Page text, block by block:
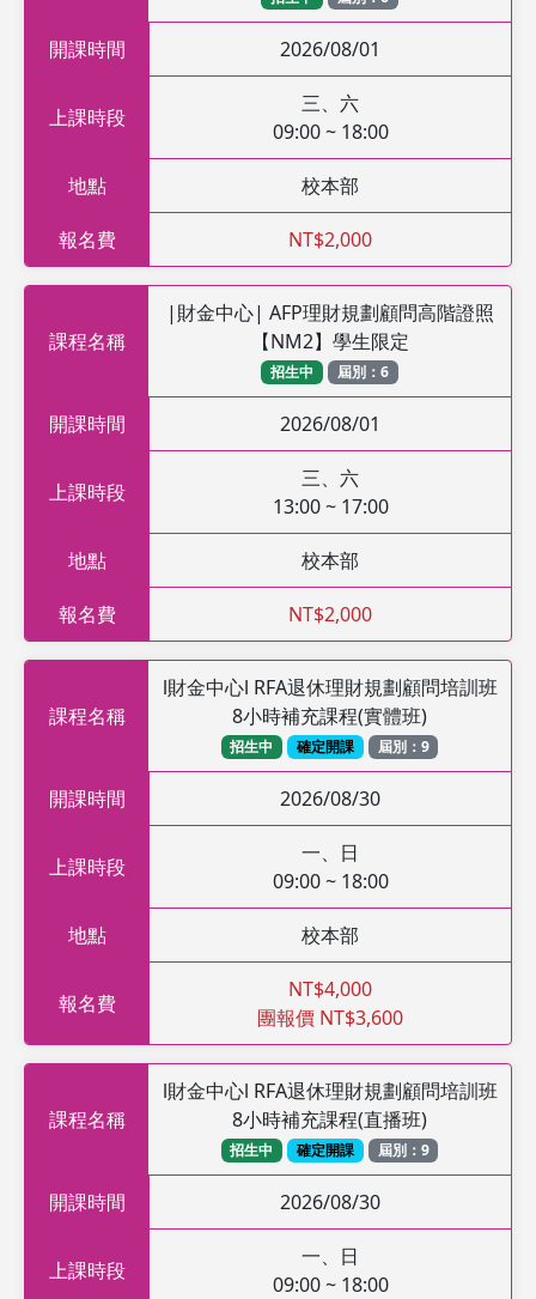
開課時間 2026/08/01
上課時段
三、六
09:00 ~ 18:00
地點 校本部
報名費 NT$2,000
課程名稱
|財金中心| AFP理財規劃顧問高階證照
【NM2】學生限定
招生中 屆別：6
開課時間 2026/08/01
上課時段
三、六
13:00 ~ 17:00
地點 校本部
報名費 NT$2,000
課程名稱
l財金中心l RFA退休理財規劃顧問培訓班
8小時補充課程(實體班)
招生中 確定開課 屆別：9
開課時間 2026/08/30
上課時段
一、日
09:00 ~ 18:00
地點 校本部
報名費
NT$4,000
團報價 NT$3,600
課程名稱
l財金中心l RFA退休理財規劃顧問培訓班
8小時補充課程(直播班)
招生中 確定開課 屆別：9
開課時間 2026/08/30
上課時段
一、日
09:00 ~ 18:00